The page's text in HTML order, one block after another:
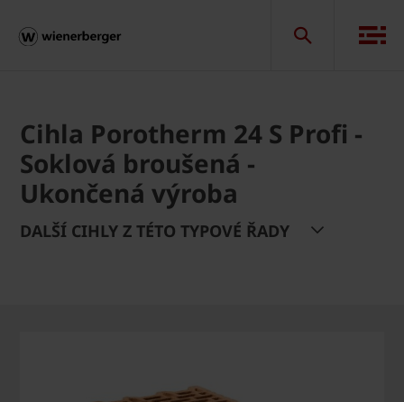
Cihla Porotherm 24 S Profi -
Soklová broušená -
Ukončená výroba
DALŠÍ CIHLY Z TÉTO TYPOVÉ ŘADY